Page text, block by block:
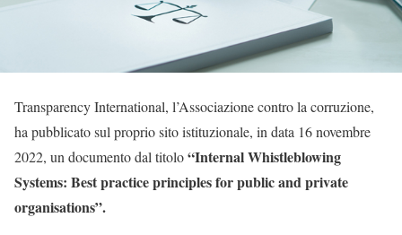
Transparency International, l’Associazione contro la corruzione,
ha pubblicato sul proprio sito istituzionale, in data 16 novembre
2022, un documento dal titolo“Internal Whistleblowing
Systems: Best practice principles for public and private
organisations”.